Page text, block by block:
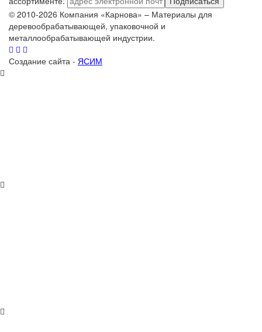
© 2010-2026 Компания «Карнова» – Материалы для
деревообрабатывающей, упаковочной и
металлообрабатывающей индустрии.
Создание сайта - ЯСИМ